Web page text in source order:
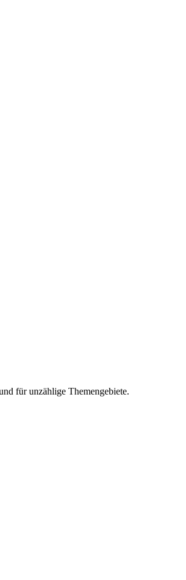
für unzählige Themengebiete.